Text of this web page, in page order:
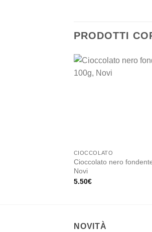
PRODOTTI
CIOCCOLATO
Cioccolato nero
Novi
5.50€
NOVITÀ